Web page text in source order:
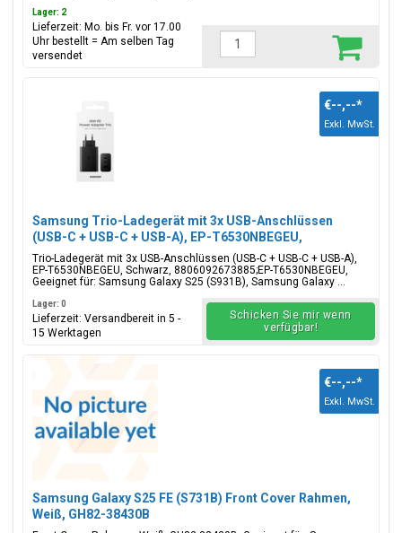
Lager: 2
Lieferzeit: Mo. bis Fr. vor 17.00
Uhr bestellt = Am selben Tag
versendet
Samsung Trio-Ladegerät mit 3x USB-Anschlüssen
(USB-C + USB-C + USB-A), EP-T6530NBEGEU,
65W/25W/15W, Schwarz, Blisterverpackung,
8806092673885;EP-T6530NBEGEU
Trio-Ladegerät mit 3x USB-Anschlüssen (USB-C + USB-C + USB-A),
EP-T6530NBEGEU, Schwarz, 8806092673885;EP-T6530NBEGEU,
Geeignet für: Samsung Galaxy S25 (S931B), Samsung Galaxy ...
€--,--*
Exkl. MwSt.
Lager: 0
Lieferzeit: Versandbereit in 5 -
15 Werktagen
Schicken Sie mir wenn
verfügbar!
Samsung Galaxy S25 FE (S731B) Front Cover Rahmen,
Weiß, GH82-38430B
€--,--*
Exkl. MwSt.